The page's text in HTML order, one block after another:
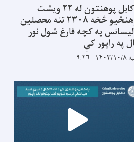
د کابل پوهنتون له ۲۲ ویشت
پوهنځیو څخه ۲۳۰۸ تنه محصلین
په کچه فارغ شول نور
په راپور کې
- ۹:۲۶